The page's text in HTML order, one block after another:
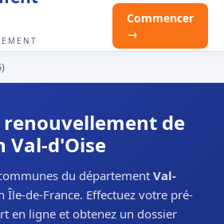
Commencer
→
renouvellement de
Val-d'Oise
du département Val-
Île-de-France. Effectuez votre pré-
en ligne et obtenez un dossier